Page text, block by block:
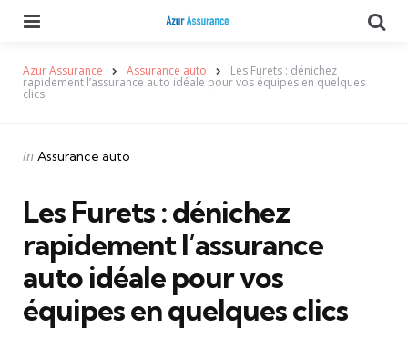
Azur Assurance Assurance auto Les Furets : dénichez
rapidement l’assurance auto idéale pour vos équipes en quelques
clics
Categories
Posted
in Assurance auto
Les Furets : dénichez
rapidement l’assurance
auto idéale pour vos
équipes en quelques clics